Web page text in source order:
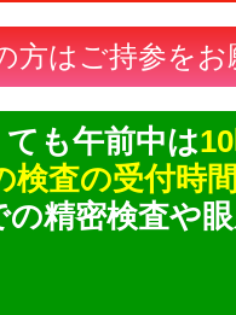
はご持参を
も午前中は
検査の受付時
精密検査や